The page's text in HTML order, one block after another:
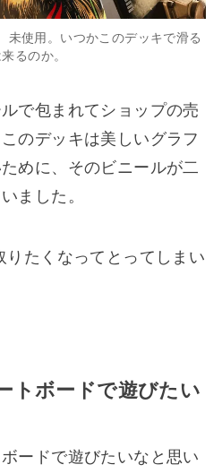
未使用。いつかこのデッキで滑る
るのか。
で包まれてショップの売
のデッキは美しいグラフ
めに、そのビニールが二
ました。
りたくなってとってしまい
トボードで遊びたい
ードで遊びたいなと思い